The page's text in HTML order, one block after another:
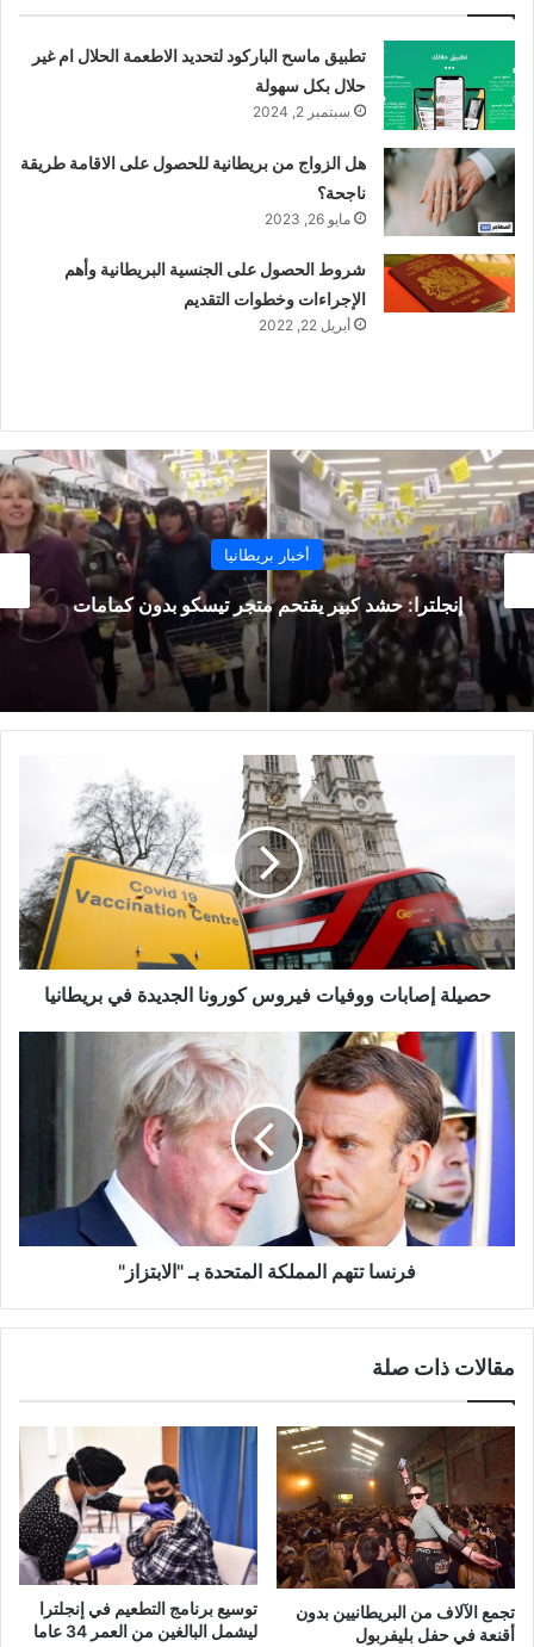
تطبيق ماسح الباركود لتحديد الاطعمة الحلال ام غير
حلال بكل سهولة
سبتمبر 2, 2024
هل الزواج من بريطانية للحصول على الاقامة طريقة
ناجحة؟
مايو 26, 2023
شروط الحصول على الجنسية البريطانية وأهم
الإجراءات وخطوات التقديم
أبريل 22, 2022
أخبار بريطانيا
إنجلترا: حشد كبير يقتحم متجر تيسكو بدون كمامات
في
بريطانيا
حصيلة إصابات ووفيات فيروس كورونا الجديدة في بريطانيا
فرنسا
تتهم
المتحدة
بـ
"الابتزاز"
فرنسا تتهم المملكة المتحدة بـ "الابتزاز"
مقالات ذات صلة
تجمع الآلاف من البريطانيين بدون
أقنعة في حفل بليفربول
توسيع برنامج التطعيم في إنجلترا
ليشمل البالغين من العمر 34 عاما